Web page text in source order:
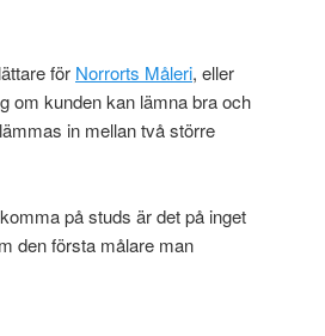
för Norrorts Måleri, eller
om kunden kan lämna bra och
in mellan två större
på studs är det på inget
den första målare man